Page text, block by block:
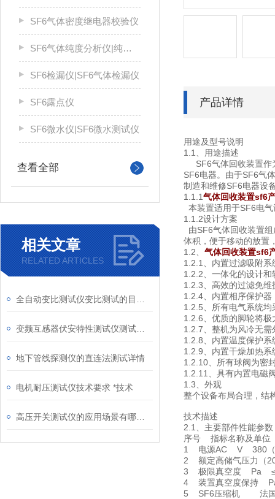
SF6气体密度继电器校验仪
SF6气体纯度分析仪|纯度仪
SF6检漏仪|SF6气体检漏仪
SF6露点仪
SF6微水仪|SF6微水测试仪
查看全部
相关文章
RELATED ARTICLES
地下管线探测仪的直连法测试详情
电机耐压测试仪技术要求 *技术
产品详情
用途及型号说明
1.1、用途描述
SF6气体回收装置作
SF6电器。由于SF6气
制造和维修SF6电器设
1.1.1气体回收装置sf6
本装置适用于SF6电
1.1.2设计方案
由SF6气体回收装置
体积，便于移动的放置
1.2、 气体回收装置sf6
1.2.1、内置过滤吸附
1.2.2、一体化的设计
1.2.3、高效的过滤免
1.2.4、内置相序保护
1.2.5、所有电气系统均
1.2.6、优质的脚轮将
1.2.7、整机为风冷无需
1.2.8、内置温度保护
1.2.9、内置干燥加热
1.2.10、所有球阀为密
1.2.11、具有内置电磁
1.3、外观
整个设备布局合理，结
技术描述
2.1、主要部件性能参数
序号 指标名称及单
1 电源AC V 380（
2 额定高储气压力
3 极限真空度 Pa
4 装置真空度保持 Pa
5 SF6压缩机 法国